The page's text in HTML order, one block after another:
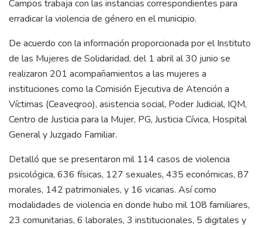
Campos trabaja con las instancias correspondientes para
erradicar la violencia de género en el municipio.
De acuerdo con la información proporcionada por el Instituto
de las Mujeres de Solidaridad, del 1 abril al 30 junio se
realizaron 201 acompañamientos a las mujeres a
instituciones como la Comisión Ejecutiva de Atención a
Víctimas (Ceaveqroo), asistencia social, Poder Judicial, IQM,
Centro de Justicia para la Mujer, PG, Justicia Cívica, Hospital
General y Juzgado Familiar.
Detalló que se presentaron mil 114 casos de violencia
psicológica, 636 físicas, 127 sexuales, 435 económicas, 87
morales, 142 patrimoniales, y 16 vicarias. Así como
modalidades de violencia en donde hubo mil 108 familiares,
23 comunitarias, 6 laborales, 3 institucionales, 5 digitales y